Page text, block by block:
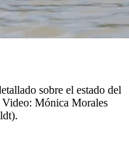
sobre el estado del
Mónica Morales